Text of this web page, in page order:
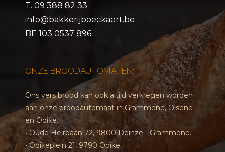
T. 09 388 82 33
info@bakkerijboeckaert.be
BE 103 0537 896
ONZE BROODAUTOMATEN:
Ons vers brood kan ook altijd verkregen worden
aan onze broodautomaat in Grammene, Olsene
en Ooike.
• Oude Heirbaan 72, 9800 Deinze - Grammene.
• Ooikeplein 21, 9790 Ooike